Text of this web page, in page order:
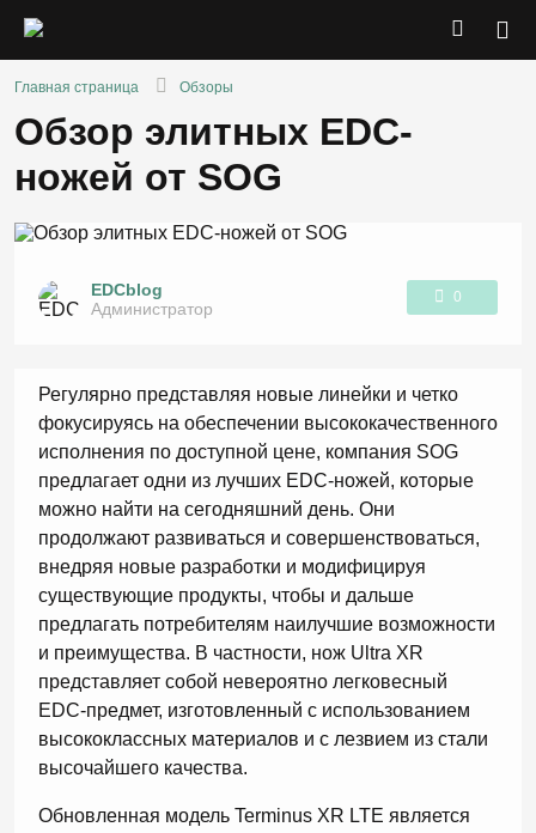
Главная страница Обзоры
Обзор элитных EDC-
ножей от SOG
0
EDCblog
Администратор
Регулярно представляя новые линейки и четко
фокусируясь на обеспечении высококачественного
исполнения по доступной цене, компания SOG
предлагает одни из лучших EDC-ножей, которые
можно найти на сегодняшний день. Они
продолжают развиваться и совершенствоваться,
внедряя новые разработки и модифицируя
существующие продукты, чтобы и дальше
предлагать потребителям наилучшие возможности
и преимущества. В частности, нож Ultra XR
представляет собой невероятно легковесный
EDC-предмет, изготовленный с использованием
высококлассных материалов и с лезвием из стали
высочайшего качества.
Обновленная модель Terminus XR LTE является